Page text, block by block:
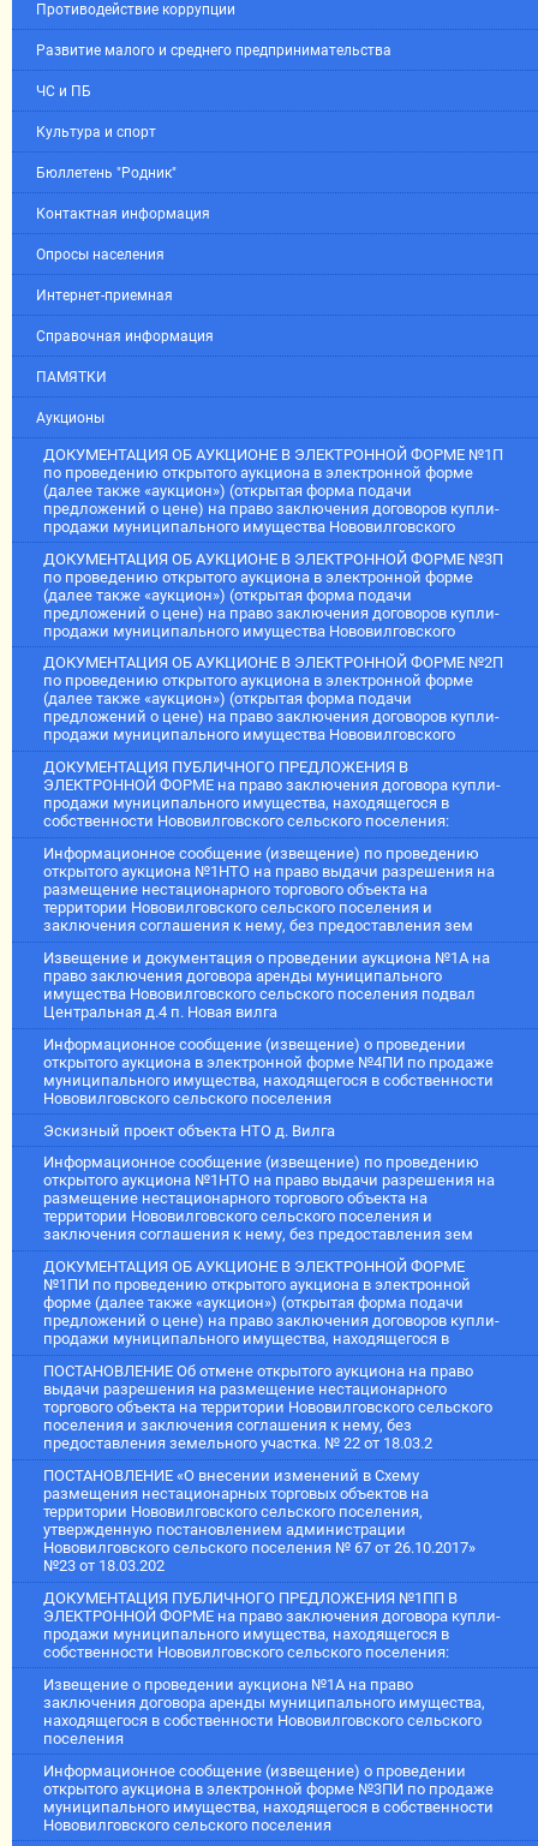
Противодействие коррупции
Развитие малого и среднего предпринимательства
ЧС и ПБ
Культура и спорт
Бюллетень "Родник"
Контактная информация
Опросы населения
Интернет-приемная
Справочная информация
ПАМЯТКИ
Аукционы
ДОКУМЕНТАЦИЯ ОБ АУКЦИОНЕ В ЭЛЕКТРОННОЙ ФОРМЕ №1П
по проведению открытого аукциона в электронной форме
(далее также «аукцион») (открытая форма подачи
предложений о цене) на право заключения договоров купли-
продажи муниципального имущества Нововилговского
ДОКУМЕНТАЦИЯ ОБ АУКЦИОНЕ В ЭЛЕКТРОННОЙ ФОРМЕ №3П
по проведению открытого аукциона в электронной форме
(далее также «аукцион») (открытая форма подачи
предложений о цене) на право заключения договоров купли-
продажи муниципального имущества Нововилговского
ДОКУМЕНТАЦИЯ ОБ АУКЦИОНЕ В ЭЛЕКТРОННОЙ ФОРМЕ №2П
по проведению открытого аукциона в электронной форме
(далее также «аукцион») (открытая форма подачи
предложений о цене) на право заключения договоров купли-
продажи муниципального имущества Нововилговского
ДОКУМЕНТАЦИЯ ПУБЛИЧНОГО ПРЕДЛОЖЕНИЯ В
ЭЛЕКТРОННОЙ ФОРМЕ на право заключения договора купли-
продажи муниципального имущества, находящегося в
собственности Нововилговского сельского поселения:
Информационное сообщение (извещение) по проведению
открытого аукциона №1НТО на право выдачи разрешения на
размещение нестационарного торгового объекта на
территории Нововилговского сельского поселения и
заключения соглашения к нему, без предоставления зем
Извещение и документация о проведении аукциона №1А на
право заключения договора аренды муниципального
имущества Нововилговского сельского поселения подвал
Центральная д.4 п. Новая вилга
Информационное сообщение (извещение) о проведении
открытого аукциона в электронной форме №4ПИ по продаже
муниципального имущества, находящегося в собственности
Нововилговского сельского поселения
Эскизный проект объекта НТО д. Вилга
Информационное сообщение (извещение) по проведению
открытого аукциона №1НТО на право выдачи разрешения на
размещение нестационарного торгового объекта на
территории Нововилговского сельского поселения и
заключения соглашения к нему, без предоставления зем
ДОКУМЕНТАЦИЯ ОБ АУКЦИОНЕ В ЭЛЕКТРОННОЙ ФОРМЕ
№1ПИ по проведению открытого аукциона в электронной
форме (далее также «аукцион») (открытая форма подачи
предложений о цене) на право заключения договоров купли-
продажи муниципального имущества, находящегося в
ПОСТАНОВЛЕНИЕ Об отмене открытого аукциона на право
выдачи разрешения на размещение нестационарного
торгового объекта на территории Нововилговского сельского
поселения и заключения соглашения к нему, без
предоставления земельного участка. № 22 от 18.03.2
ПОСТАНОВЛЕНИЕ «О внесении изменений в Схему
размещения нестационарных торговых объектов на
территории Нововилговского сельского поселения,
утвержденную постановлением администрации
Нововилговского сельского поселения № 67 от 26.10.2017»
№23 от 18.03.202
ДОКУМЕНТАЦИЯ ПУБЛИЧНОГО ПРЕДЛОЖЕНИЯ №1ПП В
ЭЛЕКТРОННОЙ ФОРМЕ на право заключения договора купли-
продажи муниципального имущества, находящегося в
собственности Нововилговского сельского поселения:
Извещение о проведении аукциона №1А на право
заключения договора аренды муниципального имущества,
находящегося в собственности Нововилговского сельского
поселения
Информационное сообщение (извещение) о проведении
открытого аукциона в электронной форме №3ПИ по продаже
муниципального имущества, находящегося в собственности
Нововилговского сельского поселения